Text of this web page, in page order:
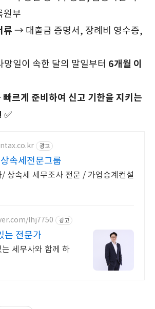
원부
류 → 대출금 증명서, 장례비 영수증,
일이 속한 달의 말일부터 6개월 이
르게 준비하여 신고 기한을 지키는
✅
광고
속세전문그룹
상속세 세무조사 전문 / 가업승계컨설
lhj7750 광고
는 전문가
세무사와 함께 하